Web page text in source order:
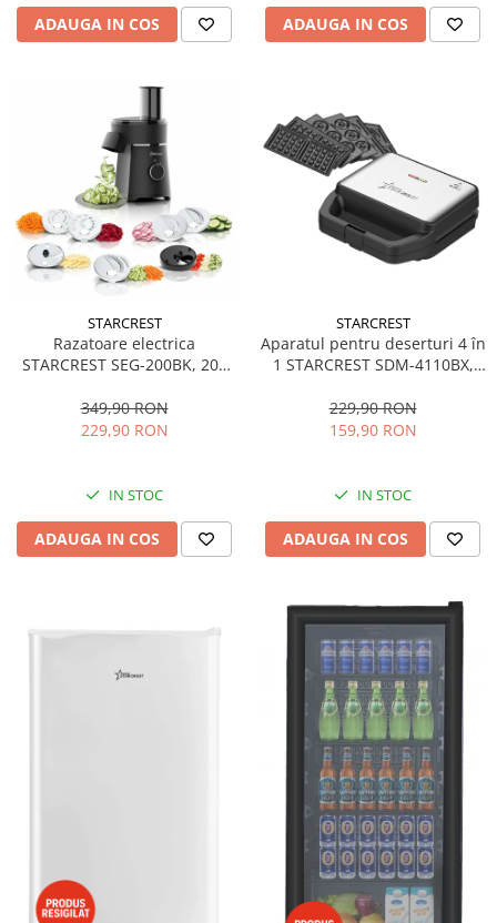
ADAUGA IN COS ADAUGA IN COS
STARCREST
Razatoare electrica
STARCREST SEG-200BK, 200
349,90 RON
229,90 RON
IN STOC
ADAUGA IN COS
STARCREST
Aparatul pentru deserturi 4 în
1 STARCREST SDM-4110BX,
invelis ceramic pentru vafe,
nuci, gogosi si smile
229,90 RON
159,90 RON
IN STOC
ADAUGA IN COS